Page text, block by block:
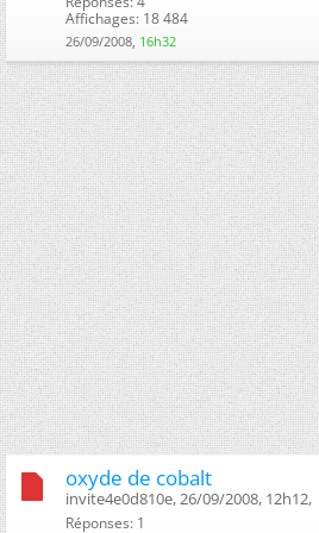
Affichages: 18 484
26/09/2008, 16h32
oxyde de cobalt
invite4e0d810e, 26/09/2008, 12h12, ‎
Réponses: 1